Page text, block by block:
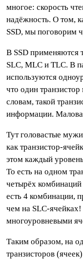
многое: скорость
надёжность. О том,
SSD, мы поговорим
В SSD применяются
SLC, MLC и TLC. В
используются
что один
словам, такой
информации.
Тут головастые
как транзистор-
этом каждый
То есть на одном
четырёх
есть 4 комбинации,
чем на SLC-
многоуровневыми
Таким образом, на
транзисторов